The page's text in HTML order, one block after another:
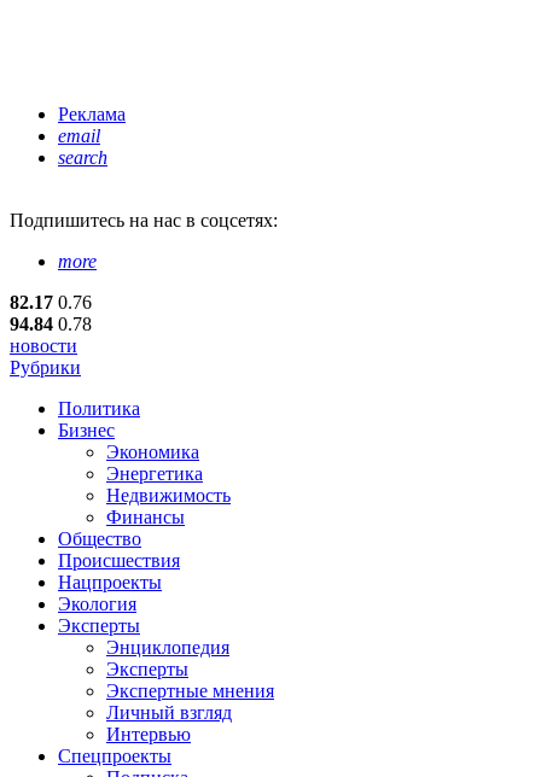
Реклама
email
search
Подпишитесь на нас в соцсетях:
more
82.17 0.76
94.84 0.78
новости
Рубрики
Политика
Бизнес
Экономика
Энергетика
Недвижимость
Финансы
Общество
Происшествия
Нацпроекты
Экология
Эксперты
Энциклопедия
Эксперты
Экспертные мнения
Личный взгляд
Интервью
Спецпроекты